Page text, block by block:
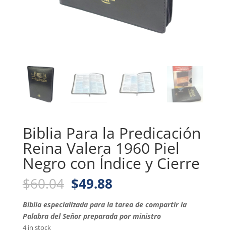
Biblia Para la Predicación
Reina Valera 1960 Piel
Negro con Índice y Cierre
$60.04 Original
price
was:
$60.04.
$49.88Current
is:
$49.88.
Biblia especializada para la tarea de compartir la
Palabra del Señor preparada por ministro
4 in stock